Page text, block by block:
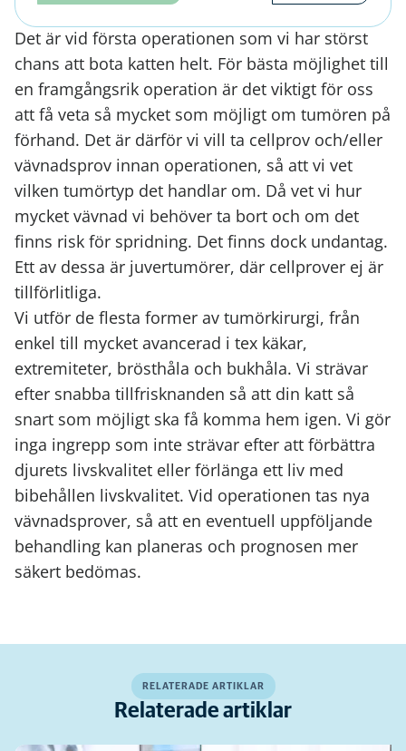
Det är vid första operationen som vi har störst
chans att bota katten helt. För bästa möjlighet till
en framgångsrik operation är det viktigt för oss
att få veta så mycket som möjligt om tumören på
förhand. Det är därför vi vill ta cellprov och/eller
vävnadsprov innan operationen, så att vi vet
vilken tumörtyp det handlar om. Då vet vi hur
mycket vävnad vi behöver ta bort och om det
finns risk för spridning. Det finns dock undantag.
Ett av dessa är juvertumörer, där cellprover ej är
tillförlitliga.
Vi utför de flesta former av tumörkirurgi, från
enkel till mycket avancerad i tex käkar,
extremiteter, brösthåla och bukhåla. Vi strävar
efter snabba tillfrisknanden så att din katt så
snart som möjligt ska få komma hem igen. Vi gör
inga ingrepp som inte strävar efter att förbättra
djurets livskvalitet eller förlänga ett liv med
bibehållen livskvalitet. Vid operationen tas nya
vävnadsprover, så att en eventuell uppföljande
behandling kan planeras och prognosen mer
säkert bedömas.
RELATERADE ARTIKLAR
Relaterade artiklar